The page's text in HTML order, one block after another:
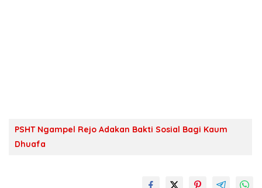
PSHT Ngampel Rejo Adakan Bakti Sosial Bagi Kaum
Dhuafa